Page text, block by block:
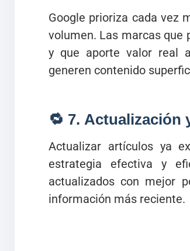
Google prioriza cada vez
volumen. Las marcas que
y que aporte valor real
generen contenido
🔁 7. Actualización
Actualizar artículos ya
estrategia efectiva y
actualizados con mejor
información más reciente.